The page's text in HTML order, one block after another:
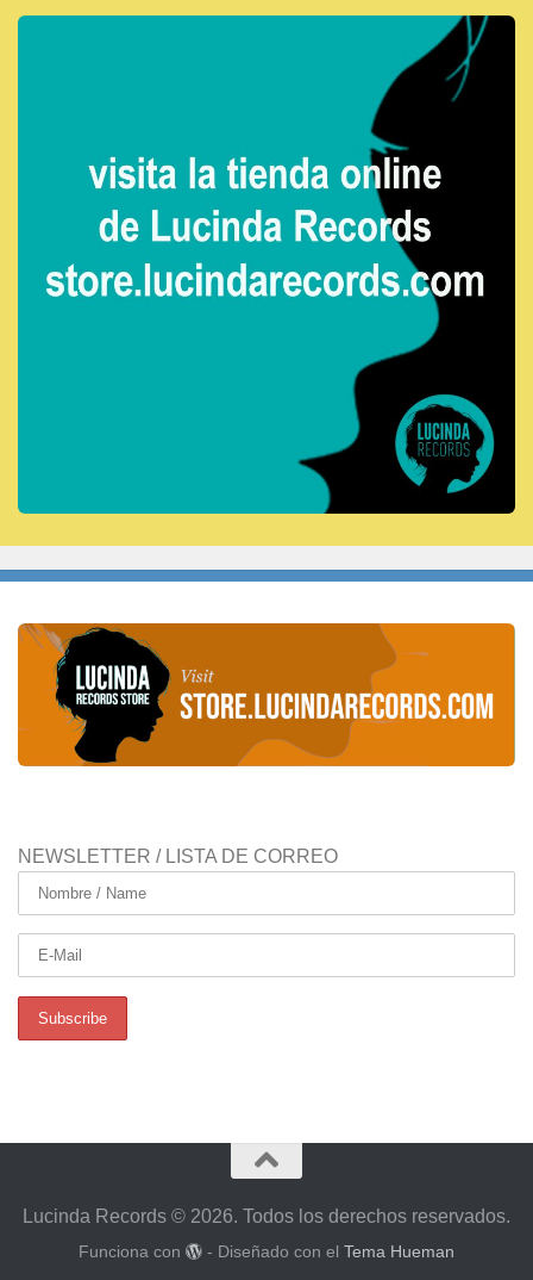
NEWSLETTER / LISTA DE CORREO
Lucinda Records © 2026. Todos los derechos reservados.
Funciona con - Diseñado con el Tema Hueman